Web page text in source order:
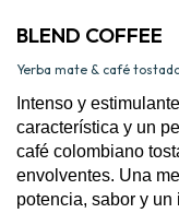
BLEND COFFEE
Yerba mate & café
Intenso y
característica y un
café colombiano
envolventes. Una
potencia, sabor y